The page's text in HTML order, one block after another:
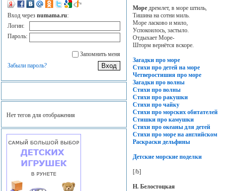
Вход через numama.ru:
Логин:
Пароль:
Запомнить меня
Забыли пароль?
Нет тегов для отображения
Море дремлет, в море штиль,
Тишина на сотни миль.
Море ласково и мило,
Успокоилось, застыло.
Отдыхает Море-
Шторм вернётся вскоре.
Загадки про море
Стихи про детей на море
Четверостишия про море
Загадки про волны
Стихи про волны
Стихи про ракушки
Стихи про чайку
Стихи про морских обитателей
Стишки про камушки
Стихи про океаны для детей
Стихи про море на английском
Раскраски дельфины
Детские морские поделки
[/b]
Н. Белостоцкая